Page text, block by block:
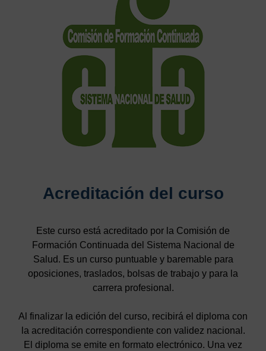
Acreditación del curso
Este curso está acreditado por la Comisión de
Formación Continuada del Sistema Nacional de
Salud. Es un curso puntuable y baremable para
oposiciones, traslados, bolsas de trabajo y para la
carrera profesional.
Al finalizar la edición del curso, recibirá el diploma con
la acreditación correspondiente con validez nacional.
El diploma se emite en formato electrónico. Una vez